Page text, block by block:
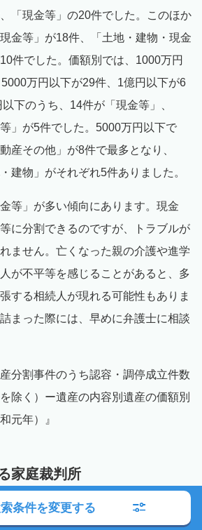
「現金等」の20件でした。このほか
金等」が18件、「土地・建物・現金
件でした。価額別では、1000万円
万円以下が29件、1億円以下が6
下のうち、14件が「現金等」、
」が5件でした。5000万円以下で
産その他」が8件で最多となり、
建物」がそれぞれ5件ありました。
等」が多い傾向にあります。現金
に分割できるのですが、トラブルが
ません。亡くなった親の介護や進学
が不平等を感じることがあると、多
する相続人が現れる可能性もありま
まった際には、早めに弁護士に相談
分割事件のうち認容・調停成立件数
除く）ー遺産の内容別遺産の価額別
元年）』
家庭裁判所
裁判所は以下の通りです。
条件を変更する